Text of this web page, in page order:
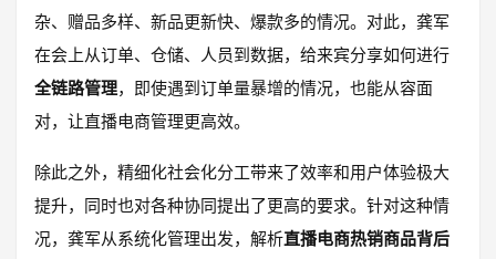
杂、赠品多样、新品更新快、爆款多的情况。对此，龚军
在会上从订单、仓储、人员到数据，给来宾分享如何进行
全链路管理，即使遇到订单量暴增的情况，也能从容面
对，让直播电商管理更高效。
除此之外，精细化社会化分工带来了效率和用户体验极大
提升，同时也对各种协同提出了更高的要求。针对这种情
况，龚军从系统化管理出发，解析直播电商热销商品背后